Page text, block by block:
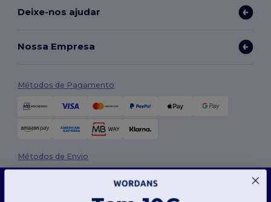
Deixe-nos ajudar
Nossa Empresa
Métodos de Pagamento
Métodos de Envio
Este site usa cookies
lembrar as suas preferências, analisar o desempenho do site e garantir uma